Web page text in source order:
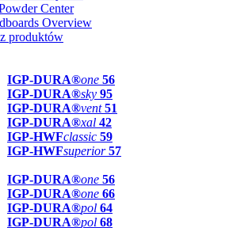
Center
Overview
produktów
IGP-DURA®one 56
IGP-DURA®sky 95
IGP-DURA®vent 51
IGP-DURA®xal 42
IGP-HWFclassic 59
IGP-HWFsuperior 57
IGP-DURA®one 56
IGP-DURA®one 66
IGP-DURA®pol 64
IGP-DURA®pol 68